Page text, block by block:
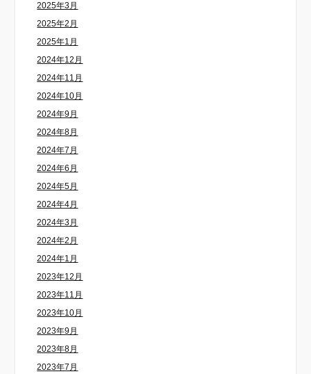
2025年3月
2025年2月
2025年1月
2024年12月
2024年11月
2024年10月
2024年9月
2024年8月
2024年7月
2024年6月
2024年5月
2024年4月
2024年3月
2024年2月
2024年1月
2023年12月
2023年11月
2023年10月
2023年9月
2023年8月
2023年7月